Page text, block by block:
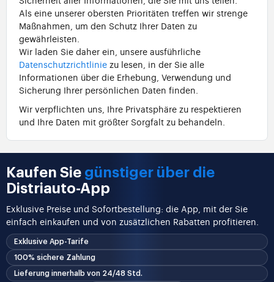
Als eine unserer obersten Prioritäten treffen wir strenge
Maßnahmen, um den Schutz Ihrer Daten zu
gewährleisten.
Wir laden Sie daher ein, unsere ausführliche
Datenschutzrichtlinie zu lesen, in der Sie alle
Informationen über die Erhebung, Verwendung und
Sicherung Ihrer persönlichen Daten finden.
Wir verpflichten uns, Ihre Privatsphäre zu respektieren
und Ihre Daten mit größter Sorgfalt zu behandeln.
Kaufen Sie günstiger über die
Distriauto-App
Exklusive Preise und Sofortbestellung: die App, mit der Sie
einfach einkaufen und von zusätzlichen Rabatten profitieren.
Exklusive App-Tarife
100% sichere Zahlung
Lieferung innerhalb von 24/48 Std.